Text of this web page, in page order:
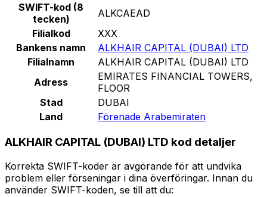
SWIFT-kod (8
tecken)
ALKCAEAD
Filialkod
XXX
Bankens namn
ALKHAIR CAPITAL (DUBAI) LTD
Filialnamn
ALKHAIR CAPITAL (DUBAI) LTD
Adress
EMIRATES FINANCIAL TOWERS,
FLOOR
Stad
DUBAI
Land
Förenade Arabemiraten
ALKHAIR CAPITAL (DUBAI) LTD kod detaljer
Korrekta SWIFT-koder är avgörande för att undvika
problem eller förseningar i dina överföringar. Innan du
använder SWIFT-koden, se till att du: